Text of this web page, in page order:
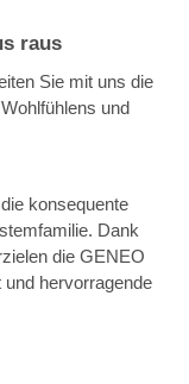
raus
Sie mit uns die
und
konsequente
Dank
die GENEO
hervorragende